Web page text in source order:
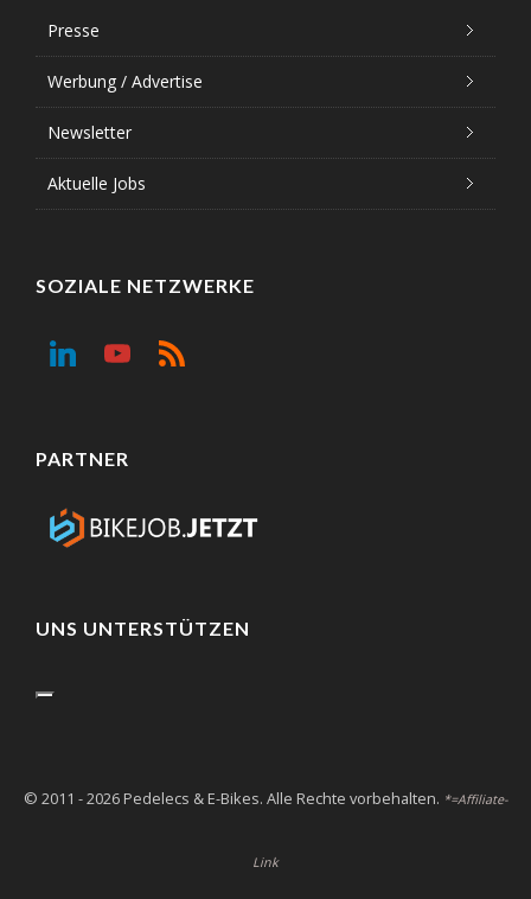
Presse
Werbung / Advertise
Newsletter
Aktuelle Jobs
SOZIALE NETZWERKE
PARTNER
UNS UNTERSTÜTZEN
© 2011 - 2026 Pedelecs & E-Bikes. Alle Rechte vorbehalten. *=Affiliate-
Link